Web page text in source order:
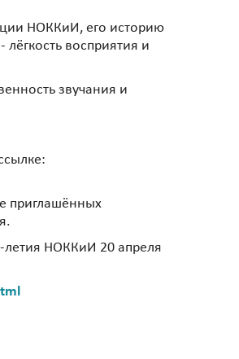
НОККиИ, его историю
восприятия и
звучания и
приглашённых
летия НОККиИ 20 апреля